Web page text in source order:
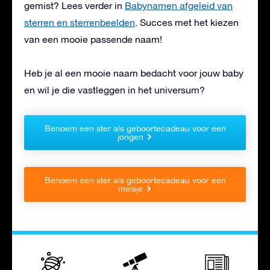
gemist? Lees verder in Babynamen afgeleid van
sterren en sterrenbeelden. Succes met het kiezen
van een mooie passende naam!
Heb je al een mooie naam bedacht voor jouw baby
en wil je die vastleggen in het universum?
Benoem een ster als geboortecadeau voor een
jongen
Benoem een ster als geboortecadeau voor een
meisje